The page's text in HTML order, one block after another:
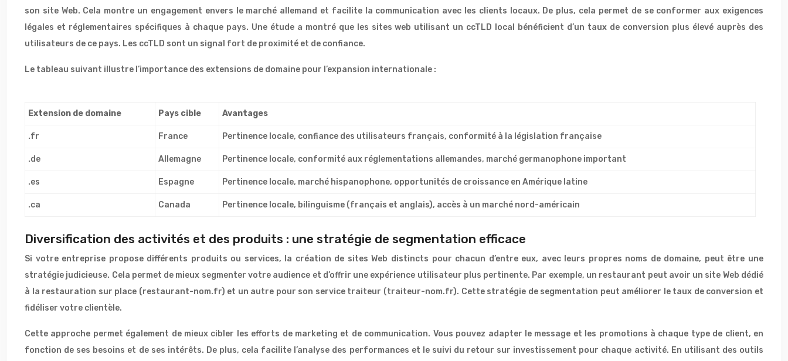
son site Web. Cela montre un engagement envers le marché allemand et facilite la communication avec les clients locaux. De plus, cela permet de se conformer aux exigences
légales et réglementaires spécifiques à chaque pays. Une étude a montré que les sites web utilisant un ccTLD local bénéficient d’un taux de conversion plus élevé auprès des
utilisateurs de ce pays. Les ccTLD sont un signal fort de proximité et de confiance.
Le tableau suivant illustre l’importance des extensions de domaine pour l’expansion internationale :
Extension de domaine Pays cible Avantages
.fr France Pertinence locale, confiance des utilisateurs français, conformité à la législation française
.de Allemagne Pertinence locale, conformité aux réglementations allemandes, marché germanophone important
.es Espagne Pertinence locale, marché hispanophone, opportunités de croissance en Amérique latine
.ca Canada Pertinence locale, bilinguisme (français et anglais), accès à un marché nord-américain
Diversification des activités et des produits : une stratégie de segmentation efficace
Si votre entreprise propose différents produits ou services, la création de sites Web distincts pour chacun d’entre eux, avec leurs propres noms de domaine, peut être une
stratégie judicieuse. Cela permet de mieux segmenter votre audience et d’offrir une expérience utilisateur plus pertinente. Par exemple, un restaurant peut avoir un site Web dédié
à la restauration sur place (restaurant-nom.fr) et un autre pour son service traiteur (traiteur-nom.fr). Cette stratégie de segmentation peut améliorer le taux de conversion et
fidéliser votre clientèle.
Cette approche permet également de mieux cibler les efforts de marketing et de communication. Vous pouvez adapter le message et les promotions à chaque type de client, en
fonction de ses besoins et de ses intérêts. De plus, cela facilite l’analyse des performances et le suivi du retour sur investissement pour chaque activité. En utilisant des outils